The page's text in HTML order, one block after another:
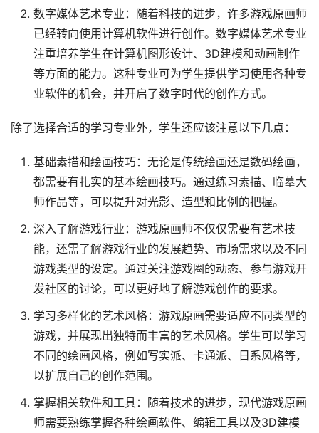
数字媒体艺术专业：随着科技的进步，许多游戏原画师
已经转向使用计算机软件进行创作。数字媒体艺术专业
注重培养学生在计算机图形设计、3D建模和动画制作
等方面的能力。这种专业可为学生提供学习使用各种专
业软件的机会，并开启了数字时代的创作方式。
除了选择合适的学习专业外，学生还应该注意以下几点：
基础素描和绘画技巧：无论是传统绘画还是数码绘画，
都需要有扎实的基本绘画技巧。通过练习素描、临摹大
师作品等，可以提升对光影、造型和比例的把握。
深入了解游戏行业：游戏原画师不仅仅需要有艺术技
能，还需了解游戏行业的发展趋势、市场需求以及不同
游戏类型的设定。通过关注游戏圈的动态、参与游戏开
发社区的讨论，可以更好地了解游戏创作的要求。
学习多样化的艺术风格：游戏原画需要适应不同类型的
游戏，并展现出独特而丰富的艺术风格。学生可以学习
不同的绘画风格，例如写实派、卡通派、日系风格等，
以扩展自己的创作范围。
掌握相关软件和工具：随着技术的进步，现代游戏原画
师需要熟练掌握各种绘画软件、编辑工具以及3D建模